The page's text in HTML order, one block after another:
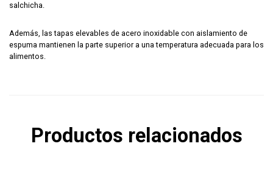
salchicha.
Además, las tapas elevables de acero inoxidable con aislamiento de
espuma mantienen la parte superior a una temperatura adecuada para los
alimentos.
Productos relacionados